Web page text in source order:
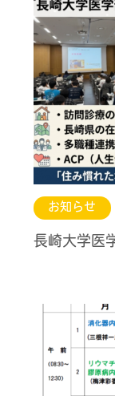
お知らせ
長崎大学医